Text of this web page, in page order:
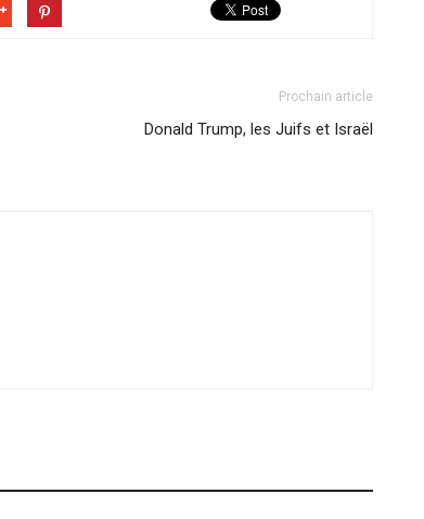
Prochain article
Donald Trump, les Juifs et Israël